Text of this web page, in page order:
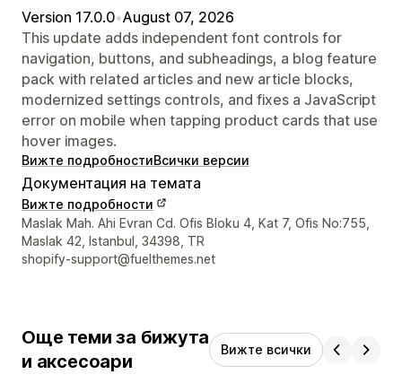
Version 17.0.0•August 07, 2026
This update adds independent font controls for
navigation, buttons, and subheadings, a blog feature
pack with related articles and new article blocks,
modernized settings controls, and fixes a JavaScript
error on mobile when tapping product cards that use
hover images.
Вижте подробностиВсички версии
Документация на темата
Вижте подробности
Данни за връзка с дизайнера
Maslak Mah. Ahi Evran Cd. Ofis Bloku 4, Kat 7, Ofis No:755,
Maslak 42, Istanbul, 34398, TR
shopify-support@fuelthemes.net
Още теми за бижута
и аксесоари
Вижте всички